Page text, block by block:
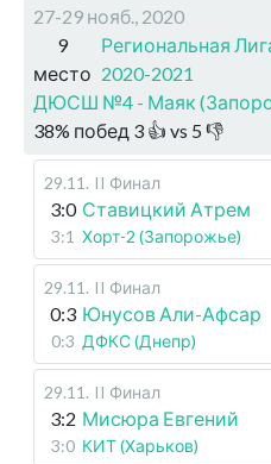
27-29 нояб., 2020
9
место
Региональная
2020-2021
ДЮСШ №4 - Маяк
38% побед 3 👍 vs 5 👎
29.11 . II Финал
3:0 Ставицкий Атрем
3:1 Хорт-2 (Запорожье)
29.11 . II Финал
0:3 Юнусов Али-Афсар
0:3 ДФКС (Днепр)
29.11 . II Финал
3:2 Мисюра Евгений
3:0 КИТ (Харьков)